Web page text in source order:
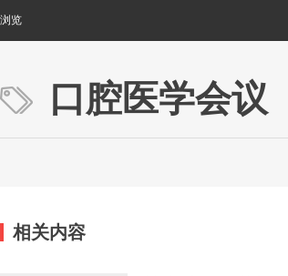
览
口腔医学会议
相关内容